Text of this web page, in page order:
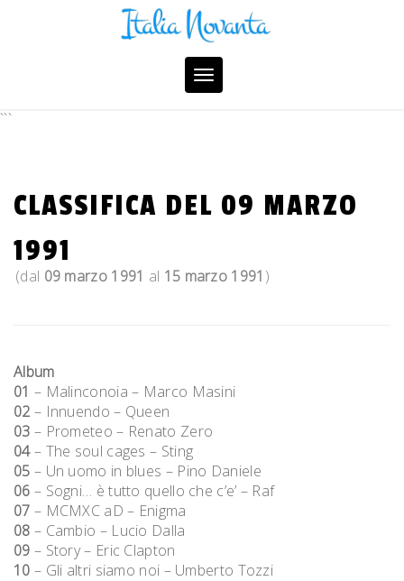
Toggle
navigation
```
CLASSIFICA DEL 09 MARZO
1991
(dal 09 marzo 1991 al 15 marzo 1991 )
Album
01 – Malinconoia – Marco Masini
02 – Innuendo – Queen
03 – Prometeo – Renato Zero
04– The soul cages – Sting
05 – Un uomo in blues – Pino Daniele
06 – Sogni… è tutto quello che c’e’ – Raf
07 – MCMXC aD – Enigma
08 – Cambio – Lucio Dalla
09 – Story – Eric Clapton
10 – Gli altri siamo noi – Umberto Tozzi